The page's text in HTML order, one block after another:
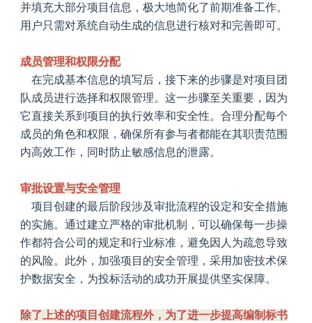
并填充大部分项目信息，极大地简化了前期准备工作。
用户只需对系统自动生成的信息进行核对和完善即可。
成员管理和权限分配
在完成基本信息的填写后，接下来的步骤是对项目团
队成员进行选择和权限管理。这一步骤至关重要，因为
它直接关系到项目的执行效率和安全性。合理分配每个
成员的角色和权限，确保所有参与者都能在其职责范围
内高效工作，同时防止敏感信息的泄露。
审批设置与安全管理
项目创建的最后阶段涉及审批流程的设定和安全措施
的实施。通过建立严格的审批机制，可以确保每一步操
作都符合公司的规定和行业标准，避免因人为疏忽导致
的风险。此外，加强项目的安全管理，采用加密技术保
护数据安全，为投标活动的成功开展提供坚实保障。
除了上述的项目创建流程外，为了进一步提高编制标书